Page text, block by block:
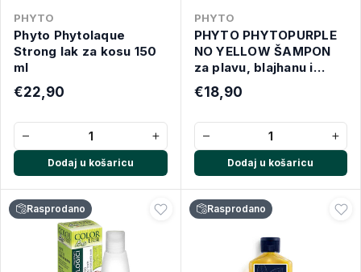
PHYTO
Phyto Phytolaque
Strong lak za kosu 150
ml
€22,90
− +
Dodaj u košaricu
PHYTO
PHYTO PHYTOPURPLE
NO YELLOW ŠAMPON
za plavu, blajhanu i
sijedu kosu 250ML
€18,90
− +
Dodaj u košaricu
Rasprodano Rasprodano